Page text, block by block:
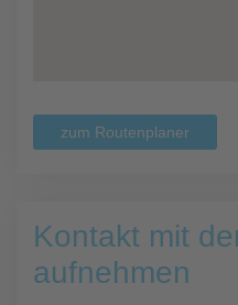
zum Routenplaner
Kontakt mit
aufnehmen